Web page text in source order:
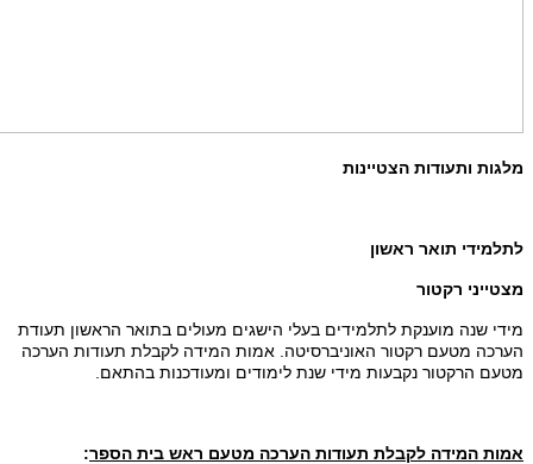
מלגות ותעודות הצטיינות
לתלמידי תואר ראשון
מצטייני רקטור
מידי שנה מוענקת לתלמידים בעלי הישגים מעולים בתואר הראשון תעודת
הערכה מטעם רקטור האוניברסיטה. אמות המידה לקבלת תעודות הערכה
מטעם הרקטור נקבעות מידי שנת לימודים ומעודכנות בהתאם.
אמות המידה לקבלת תעודות הערכה מטעם ראש בית הספר: